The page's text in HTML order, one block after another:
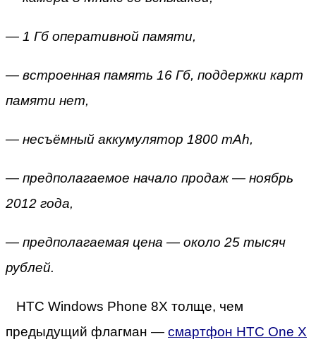
— 1 Гб оперативной памяти,
— встроенная память 16 Гб, поддержки карт
памяти нет,
— несъёмный аккумулятор 1800 mAh,
— предполагаемое начало продаж — ноябрь
2012 года,
— предполагаемая цена — около 25 тысяч
рублей.
HTC Windows Phone 8X толще, чем
предыдущий флагман — смартфон HTC One X